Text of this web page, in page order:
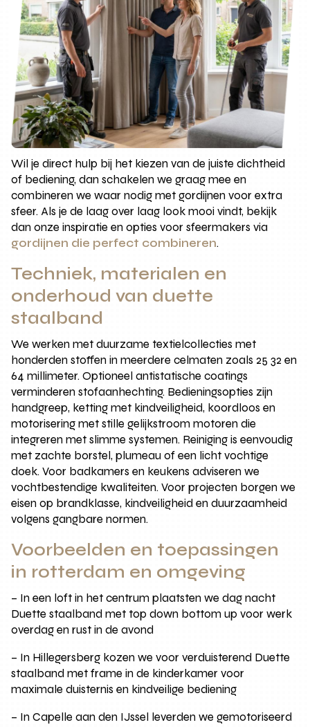
Wil je direct hulp bij het kiezen van de juiste dichtheid
of bediening, dan schakelen we graag mee en
combineren we waar nodig met gordijnen voor extra
sfeer. Als je de laag over laag look mooi vindt, bekijk
dan onze inspiratie en opties voor sfeermakers via
gordijnen die perfect combineren.
Techniek, materialen en
onderhoud van duette
staalband
We werken met duurzame textielcollecties met
honderden stoffen in meerdere celmaten zoals 25 32 en
64 millimeter. Optioneel antistatische coatings
verminderen stofaanhechting. Bedieningsopties zijn
handgreep, ketting met kindveiligheid, koordloos en
motorisering met stille gelijkstroom motoren die
integreren met slimme systemen. Reiniging is eenvoudig
met zachte borstel, plumeau of een licht vochtige
doek. Voor badkamers en keukens adviseren we
vochtbestendige kwaliteiten. Voor projecten borgen we
eisen op brandklasse, kindveiligheid en duurzaamheid
volgens gangbare normen.
Voorbeelden en toepassingen
in rotterdam en omgeving
– In een loft in het centrum plaatsten we dag nacht
Duette staalband met top down bottom up voor werk
overdag en rust in de avond
– In Hillegersberg kozen we voor verduisterend Duette
staalband met frame in de kinderkamer voor
maximale duisternis en kindveilige bediening
– In Capelle aan den IJssel leverden we gemotoriseerd